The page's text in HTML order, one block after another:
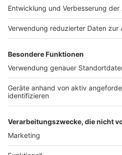
Den kompletten NRW-
Anzeige